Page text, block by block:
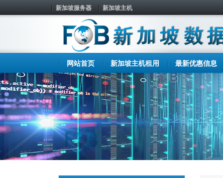
新加坡服务器 新加坡主机
网站首页 新加坡主机租用 最新优惠信息